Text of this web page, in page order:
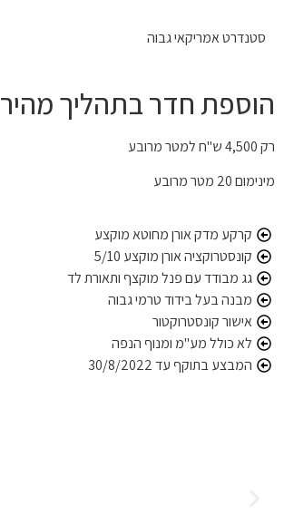
סטנדרט אמריקאי גבוה
הוספת חדר בתהליך מהיר
רק 4,500 ש"ח למטר מרובע
מינימום 20 מטר מרובע
קרקע מדק אורן מחוטא מוקצע
קונסטרוקציה אורן מוקצע 5/10
גג מבודד עם פנל מוקצף ותאורת לד
מבנה בעל בידוד טרמי גבוה
אישור קונסטרוקטור
לא כולל מע"מ ומנוף הנפה
המבצע בתוקף עד 30/8/2022